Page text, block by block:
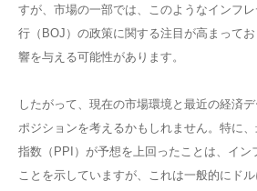
すが、市場の一部では、このようなインフ
行（BOJ）の政策に関する注目が高まって
響を与える可能性があります。
したがって、現在の市場環境と最近の経済
ポジションを考えるかもしれません。特に
指数（PPI）が予想を上回ったことは、イン
ことを示していますが、これは一般的にド